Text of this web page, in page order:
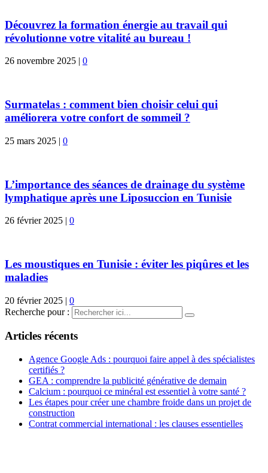
Découvrez la formation énergie au travail qui
révolutionne votre vitalité au bureau !
26 novembre 2025 | 0
Surmatelas : comment bien choisir celui qui
améliorera votre confort de sommeil ?
25 mars 2025 | 0
L’importance des séances de drainage du système
lymphatique après une Liposuccion en Tunisie
26 février 2025 | 0
Les moustiques en Tunisie : éviter les piqûres et les
maladies
20 février 2025 | 0
Recherche pour :
Articles récents
Agence Google Ads : pourquoi faire appel à des spécialistes
certifiés ?
GEA : comprendre la publicité générative de demain
Calcium : pourquoi ce minéral est essentiel à votre santé ?
Les étapes pour créer une chambre froide dans un projet de
construction
Contrat commercial international : les clauses essentielles